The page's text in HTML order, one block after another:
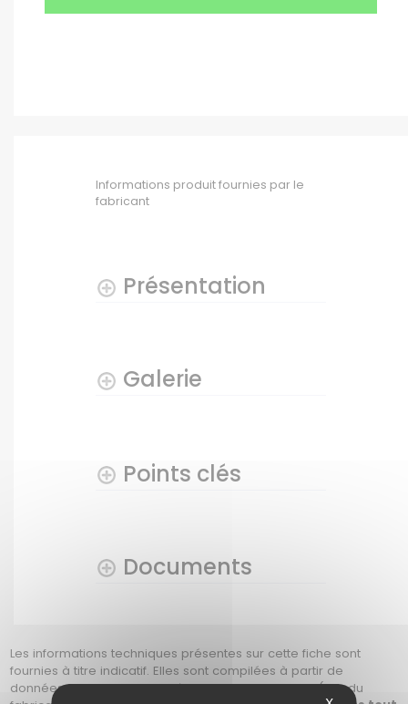
Informations produit fournies par le
fabricant
Présentation
Galerie
Points clés
Documents
Les informations techniques présentes sur cette fiche sont
fournies à titre indicatif. Elles sont compilées à partir de
données techniques mises à disposition librement (site du